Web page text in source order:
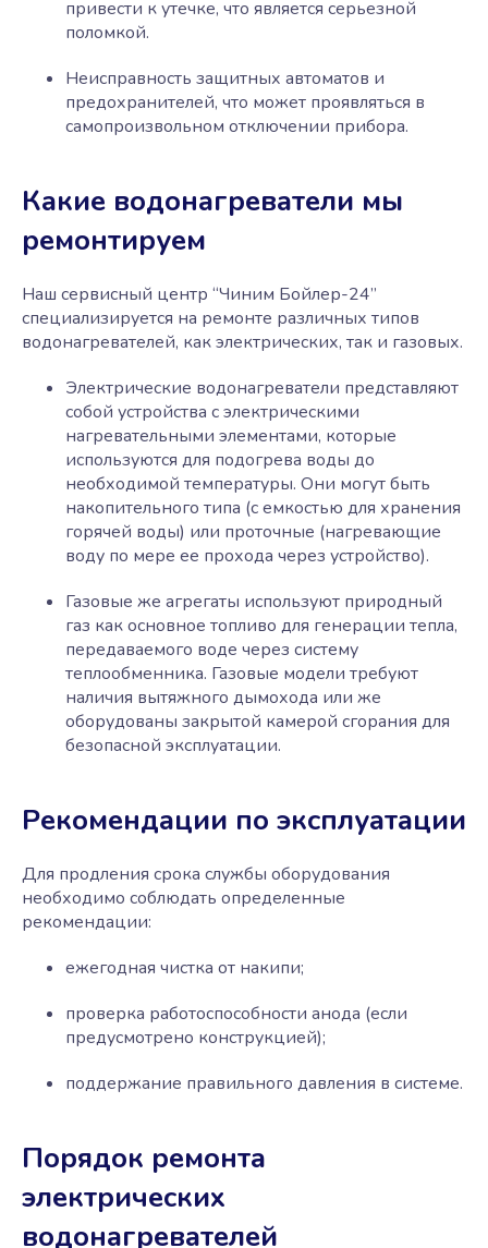
привести к утечке, что является серьезной
поломкой.
Неисправность защитных автоматов и
предохранителей, что может проявляться в
самопроизвольном отключении прибора.
Какие водонагреватели мы
ремонтируем
Наш сервисный центр “Чиним Бойлер-24”
специализируется на ремонте различных типов
водонагревателей, как электрических, так и газовых.
Электрические водонагреватели представляют
собой устройства с электрическими
нагревательными элементами, которые
используются для подогрева воды до
необходимой температуры. Они могут быть
накопительного типа (с емкостью для хранения
горячей воды) или проточные (нагревающие
воду по мере ее прохода через устройство).
Газовые же агрегаты используют природный
газ как основное топливо для генерации тепла,
передаваемого воде через систему
теплообменника. Газовые модели требуют
наличия вытяжного дымохода или же
оборудованы закрытой камерой сгорания для
безопасной эксплуатации.
Рекомендации по эксплуатации
Для продления срока службы оборудования
необходимо соблюдать определенные
рекомендации:
ежегодная чистка от накипи;
проверка работоспособности анода (если
предусмотрено конструкцией);
поддержание правильного давления в системе.
Порядок ремонта
электрических
водонагревателей